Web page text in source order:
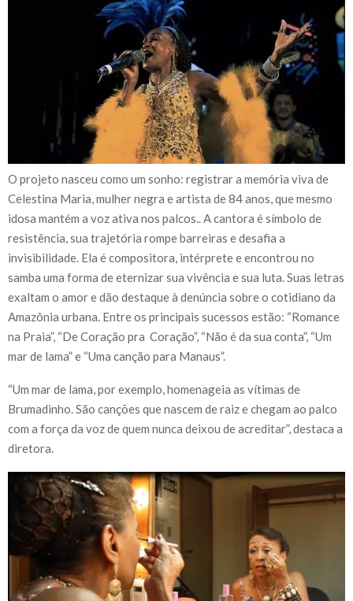
O projeto nasceu como um sonho: registrar a memória viva de
Celestina Maria, mulher negra e artista de 84 anos, que mesmo
idosa mantém a voz ativa nos palcos.. A cantora é símbolo de
resistência, sua trajetória rompe barreiras e desafia a
invisibilidade. Ela é compositora, intérprete e encontrou no
samba uma forma de eternizar sua vivência e sua luta. Suas letras
exaltam o amor e dão destaque à denúncia sobre o cotidiano da
Amazônia urbana. Entre os principais sucessos estão: “Romance
na Praia”, “De Coração pra Coração”, “Não é da sua conta”, “Um
mar de lama” e “Uma canção para Manaus”.
“Um mar de lama, por exemplo, homenageia as vítimas de
Brumadinho. São canções que nascem de raiz e chegam ao palco
com a força da voz de quem nunca deixou de acreditar”, destaca a
diretora.